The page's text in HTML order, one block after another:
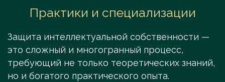
Практики и специализации
Защита интеллектуальной собственности —
это сложный и многогранный процесс,
требующий не только теоретических знаний,
но и богатого практического опыта.